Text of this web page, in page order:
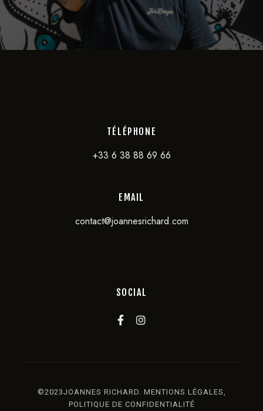
TÉLÉPHONE
+33 6 38 88 69 66
EMAIL
contact@joannesrichard.com
SOCIAL
©2023JOANNES RICHARD. MENTIONS LÉGALES,
POLITIQUE DE CONFIDENTIALITÉ